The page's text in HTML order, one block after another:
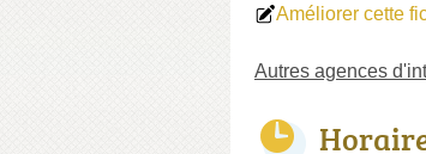
Améliorer cette
Autres agences